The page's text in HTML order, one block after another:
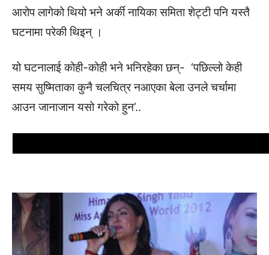
आरोप लागेको थियो भने अर्की नायिका समिता शेट्टी पनि यस्तै
घटनामा परेकी थिइन् ।
यो घटनालाई कोही-कोही भने भनिरहेका छन्- ‘पछिल्लो केही
समय सुष्मिताका कुनै चलचित्र नआएका बेला उनले चर्चामा
आउन जानाजान यसो गरेको हुन’..